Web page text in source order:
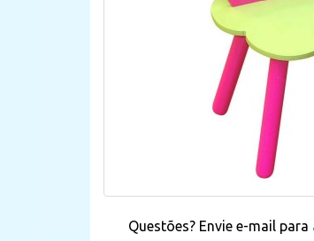
Questões? Envie e-mail para